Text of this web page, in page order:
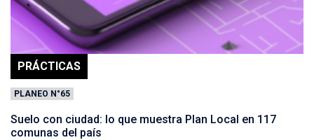
PRÁCTICAS
PLANEO N°65
Suelo con ciudad: lo que muestra Plan Local en 117
comunas del país